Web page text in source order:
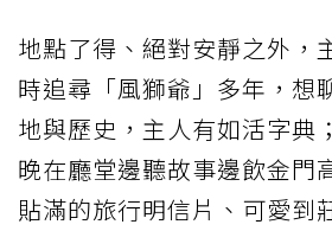
地點了得、絕對安靜之外，
時追尋「風獅爺」多年，想
地與歷史，主人有如活字典
晚在廳堂邊聽故事邊飲金門
貼滿的旅行明信片、可愛到